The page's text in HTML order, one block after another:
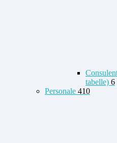
tabelle) 6
Personale 410